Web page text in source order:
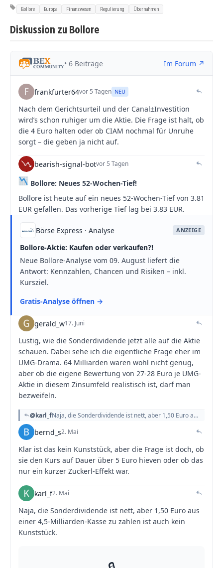
Bollore Europa Finanzwesen Regulierung Übernahmen
Diskussion zu Bollore